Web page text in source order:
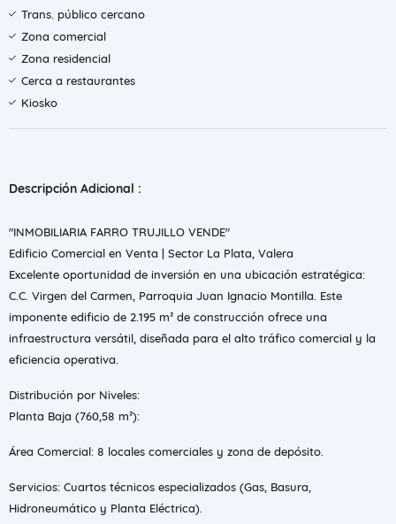
Trans. público cercano
Zona comercial
Zona residencial
Cerca a restaurantes
Kiosko
Descripción Adicional :
"INMOBILIARIA FARRO TRUJILLO VENDE"
Edificio Comercial en Venta | Sector La Plata, Valera
Excelente oportunidad de inversión en una ubicación estratégica:
C.C. Virgen del Carmen, Parroquia Juan Ignacio Montilla. Este
imponente edificio de 2.195 m² de construcción ofrece una
infraestructura versátil, diseñada para el alto tráfico comercial y la
eficiencia operativa.
Distribución por Niveles:
Planta Baja (760,58 m²):
Área Comercial: 8 locales comerciales y zona de depósito.
Servicios: Cuartos técnicos especializados (Gas, Basura,
Hidroneumático y Planta Eléctrica).